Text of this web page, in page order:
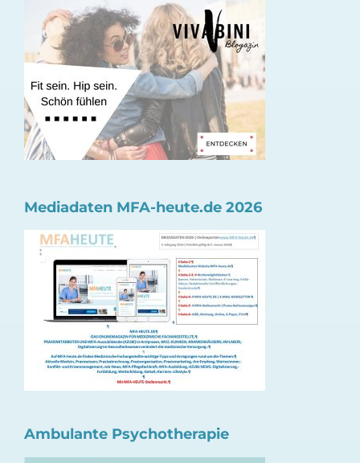
Mediadaten MFA-heute.de 2026
Ambulante Psychotherapie